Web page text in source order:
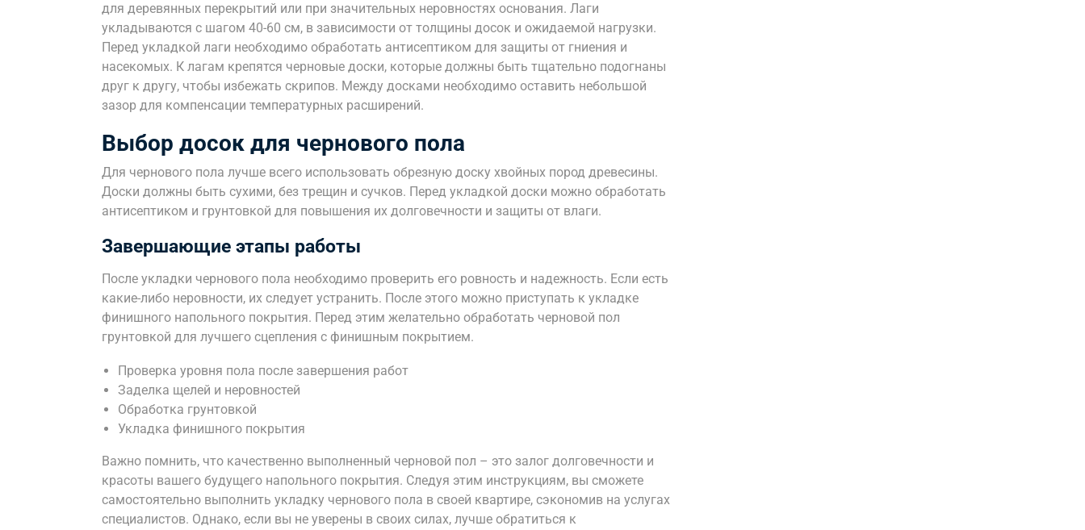
для деревянных перекрытий или при значительных неровностях основания. Лаги
укладываются с шагом 40-60 см, в зависимости от толщины досок и ожидаемой нагрузки.
Перед укладкой лаги необходимо обработать антисептиком для защиты от гниения и
насекомых. К лагам крепятся черновые доски, которые должны быть тщательно подогнаны
друг к другу, чтобы избежать скрипов. Между досками необходимо оставить небольшой
зазор для компенсации температурных расширений.
Выбор досок для чернового пола
Для чернового пола лучше всего использовать обрезную доску хвойных пород древесины.
Доски должны быть сухими, без трещин и сучков. Перед укладкой доски можно обработать
антисептиком и грунтовкой для повышения их долговечности и защиты от влаги.
Завершающие этапы работы
После укладки чернового пола необходимо проверить его ровность и надежность. Если есть
какие-либо неровности, их следует устранить. После этого можно приступать к укладке
финишного напольного покрытия. Перед этим желательно обработать черновой пол
грунтовкой для лучшего сцепления с финишным покрытием.
Проверка уровня пола после завершения работ
Заделка щелей и неровностей
Обработка грунтовкой
Укладка финишного покрытия
Важно помнить, что качественно выполненный черновой пол – это залог долговечности и
красоты вашего будущего напольного покрытия. Следуя этим инструкциям, вы сможете
самостоятельно выполнить укладку чернового пола в своей квартире, сэкономив на услугах
специалистов. Однако, если вы не уверены в своих силах, лучше обратиться к